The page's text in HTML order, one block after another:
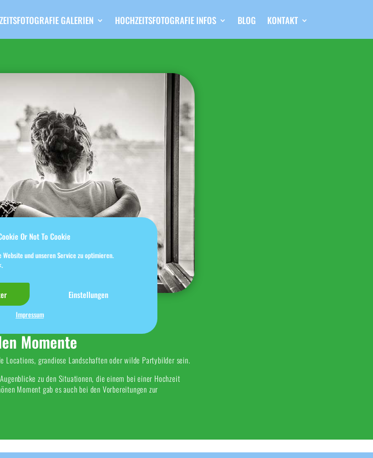
Or Not To Cookie
und unseren Service zu optimieren.
.
Einstellungen
Impressum
GALERIEN HOCHZEITSFOTOGRAFIE INFOS BLOG KONTAKT
Momente
Locations, grandiose Landschaften oder wilde Partybilder sein.
zu den Situationen, die einem bei einer Hochzeit
Moment gab es auch bei den Vorbereitungen zur